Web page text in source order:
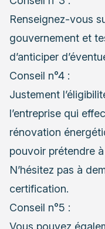
Renseignez-vous
gouvernement et
d’anticiper
Conseil n°4 :
Justement
l’entreprise qui
rénovation
pouvoir prétendre
N’hésitez pas à
certification.
Conseil n°5 :
Vous pouvez